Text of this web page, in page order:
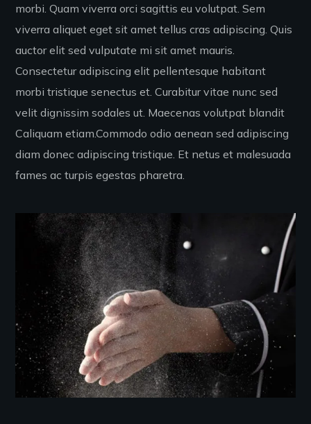
morbi. Quam viverra orci sagittis eu volutpat. Sem
viverra aliquet eget sit amet tellus cras adipiscing. Quis
auctor elit sed vulputate mi sit amet mauris.
Consectetur adipiscing elit pellentesque habitant
morbi tristique senectus et. Curabitur vitae nunc sed
velit dignissim sodales ut. Maecenas volutpat blandit
Caliquam etiam.Commodo odio aenean sed adipiscing
diam donec adipiscing tristique. Et netus et malesuada
fames ac turpis egestas pharetra.